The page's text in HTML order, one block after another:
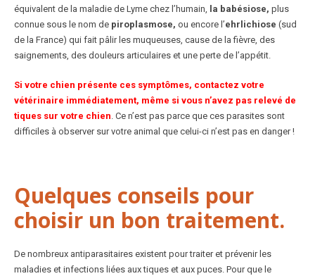
équivalent de la maladie de Lyme chez l’humain, la babésiose, plus
connue sous le nom de piroplasmose, ou encore l’ehrlichiose (sud
de la France) qui fait pâlir les muqueuses, cause de la fièvre, des
saignements, des douleurs articulaires et une perte de l’appétit.
Si votre chien présente ces symptômes, contactez votre
vétérinaire immédiatement, même si vous n’avez pas relevé de
tiques sur votre chien. Ce n’est pas parce que ces parasites sont
difficiles à observer sur votre animal que celui-ci n’est pas en danger !
Quelques conseils pour
choisir un bon traitement.
De nombreux antiparasitaires existent pour traiter et prévenir les
maladies et infections liées aux tiques et aux puces. Pour que le